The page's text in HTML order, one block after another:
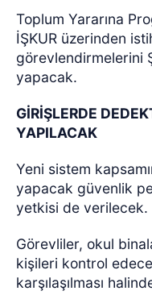
Toplum Yararına
İŞKUR üzerinden
görevlendirmelerini
yapacak.
GİRİŞLERDE
YAPILACAK
Yeni sistem
yapacak güvenlik
yetkisi de verilecek.
Görevliler, okul
kişileri kontrol
karşılaşılması